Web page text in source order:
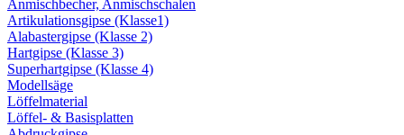
Anmischbecher, Anmischschalen
Artikulationsgipse (Klasse1)
Alabastergipse (Klasse 2)
Hartgipse (Klasse 3)
Superhartgipse (Klasse 4)
Modellsäge
Löffelmaterial
Löffel- & Basisplatten